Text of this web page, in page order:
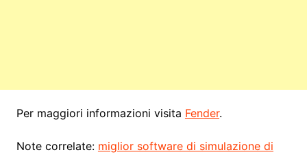
Per maggiori informazioni visita Fender.
Note correlate: miglior software di simulazione di